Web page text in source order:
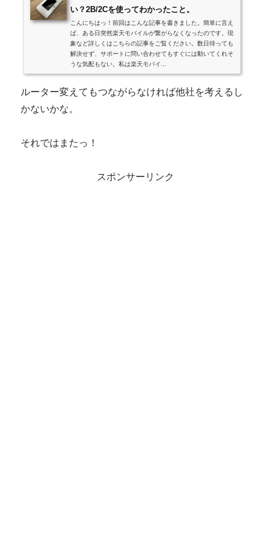
い？2B/2Cを使ってわかったこと。
こんにちはっ！前回はこんな記事を書きました。簡単に言え
ば、ある日突然楽天モバイルが繋がらなくなったのです。現
象など詳しくはこちらの記事をご覧ください。数日待っても
解決せず、サポートに問い合わせてもすぐには動いてくれそ
うな気配もない。私は楽天モバイ...
ルーター変えてもつながらなければ他社を考えるし
かないかな。
それではまたっ！
スポンサーリンク